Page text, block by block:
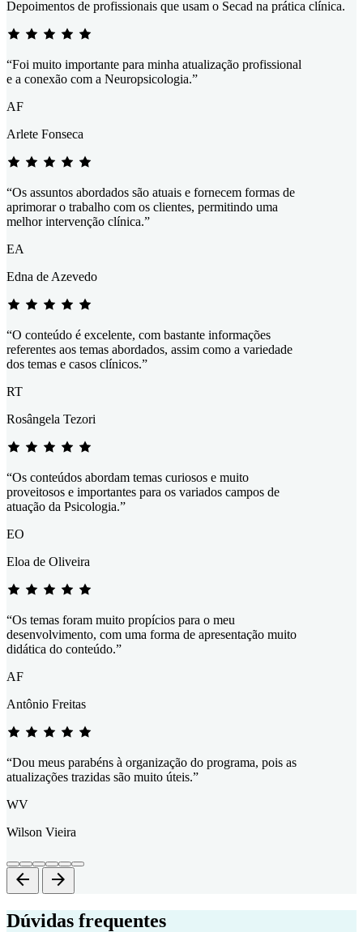
Depoimentos de profissionais que usam o Secad na prática clínica.
“Foi muito importante para minha atualização profissional
e a conexão com a Neuropsicologia.”
AF
Arlete Fonseca
“Os assuntos abordados são atuais e fornecem formas de
aprimorar o trabalho com os clientes, permitindo uma
melhor intervenção clínica.”
EA
Edna de Azevedo
“O conteúdo é excelente, com bastante informações
referentes aos temas abordados, assim como a variedade
dos temas e casos clínicos.”
RT
Rosângela Tezori
“Os conteúdos abordam temas curiosos e muito
proveitosos e importantes para os variados campos de
atuação da Psicologia.”
EO
Eloa de Oliveira
“Os temas foram muito propícios para o meu
desenvolvimento, com uma forma de apresentação muito
didática do conteúdo.”
AF
Antônio Freitas
“Dou meus parabéns à organização do programa, pois as
atualizações trazidas são muito úteis.”
WV
Wilson Vieira
arrow_back arrow_forward
Dúvidas frequentes